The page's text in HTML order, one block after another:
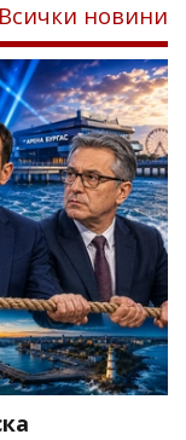
Всички новини